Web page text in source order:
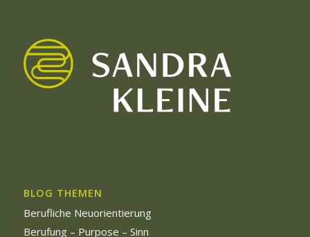
BLOG THEMEN
Berufliche Neuorientierung
Berufung – Purpose – Sinn